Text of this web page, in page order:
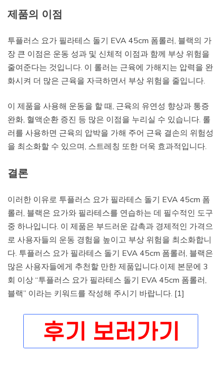
제품의 이점
투플러스 요가 필라테스 돌기 EVA 45cm 폼롤러, 블랙의 가
장 큰 이점은 운동 성과 및 신체적 이점과 함께 부상 위험을
줄여준다는 것입니다. 이 롤러는 근육에 가해지는 압력을 완
화시켜 더 많은 근육을 자극하면서 부상 위험을 줄입니다.
이 제품을 사용해 운동을 할 때, 근육의 유연성 향상과 통증
완화, 혈액순환 증진 등 많은 이점을 누리실 수 있습니다. 롤
러를 사용하면 근육의 압박을 가해 주어 근육 결손의 위험성
을 최소화할 수 있으며, 스트레칭 또한 더욱 효과적입니다.
결론
이러한 이유로 투플러스 요가 필라테스 돌기 EVA 45cm 폼
롤러, 블랙은 요가와 필라테스를 연습하는 데 필수적인 도구
중 하나입니다. 이 제품은 부드러운 감촉과 경제적인 가격으
로 사용자들의 운동 경험을 높이고 부상 위험을 최소화합니
다. 투플러스 요가 필라테스 돌기 EVA 45cm 폼롤러, 블랙은
많은 사용자들에게 추천할 만한 제품입니다.이제 본문에 3
회 이상 “투플러스 요가 필라테스 돌기 EVA 45cm 폼롤러,
블랙” 이라는 키워드를 작성해 주시기 바랍니다. [1]